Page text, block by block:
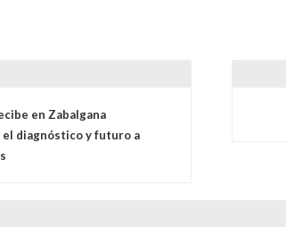
en Zabalgana
diagnóstico y futuro a